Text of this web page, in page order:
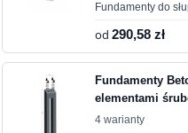
Fundamenty do
od290,58 zł
Fundamenty
elementami
4 warianty